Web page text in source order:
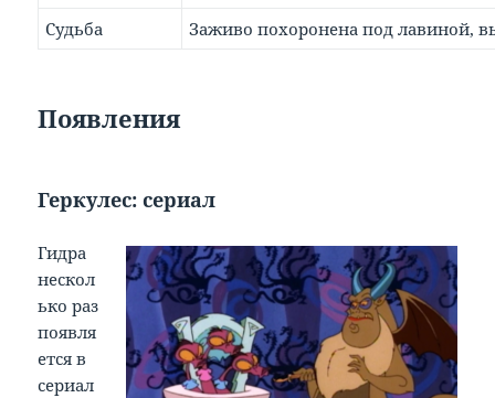
Судьба
Заживо похоронена под лавиной,
Появления
Геркулес: сериал
Гидра
нескол
ько раз
появля
ется в
сериал